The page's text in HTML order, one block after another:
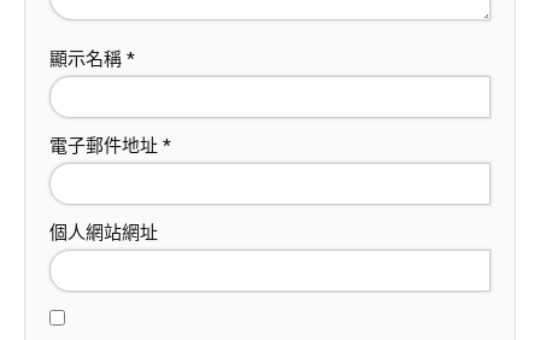
顯示名稱 *
電子郵件地址 *
個人網站網址